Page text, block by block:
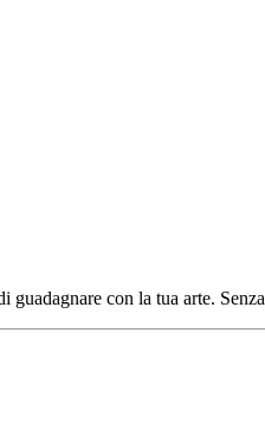
con la tua arte.